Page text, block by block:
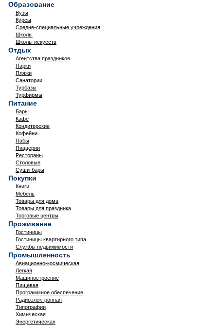
Образование
Вузы
Курсы
Средне-специальные учреждения
Школы
Школы искусств
Отдых
Агентства праздников
Парки
Пляжи
Санатории
Турбазы
Турфирмы
Питание
Бары
Кафе
Кондитерские
Кофейни
Пабы
Пиццерии
Рестораны
Столовые
Суши-бары
Покупки
Книги
Мебель
Товары для дома
Товары для праздника
Торговые центры
Проживание
Гостиницы
Гостиницы квартирного типа
Службы недвижимости
Промышленность
Авиационно-космическая
Легкая
Машиностроение
Пищевая
Программное обеспечение
Радиоэлектронная
Типографии
Химическая
Энергетическая